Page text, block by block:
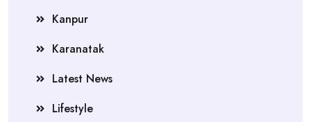
Kanpur
Karanatak
Latest News
Lifestyle